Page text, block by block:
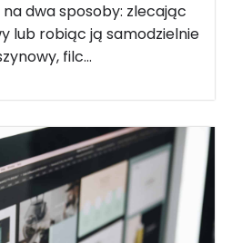
dwa sposoby: zlecając
lub robiąc ją samodzielnie
filc...